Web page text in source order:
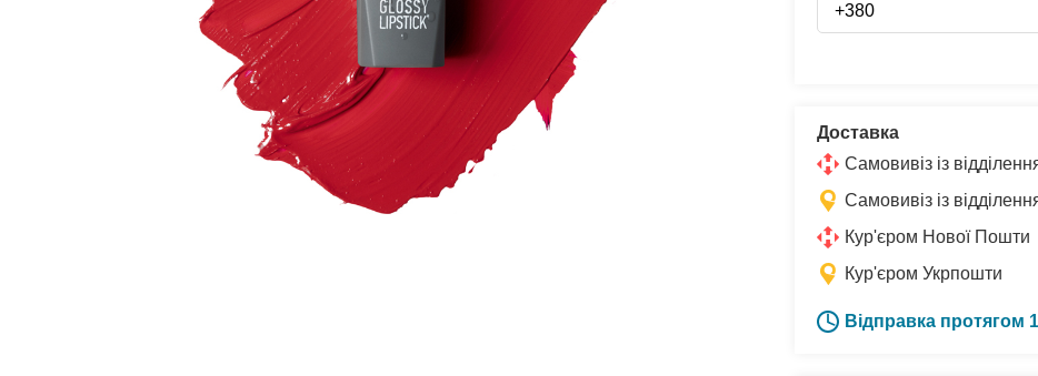
Доставка
Самовивіз із
Самовивіз із
Кур'єром Нової Пошти
Кур'єром Укрпошти
Відправка протягом